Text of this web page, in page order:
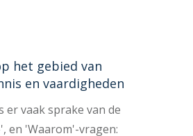
het gebied van
en vaardigheden
er vaak sprake van de
en 'Waarom'-vragen: